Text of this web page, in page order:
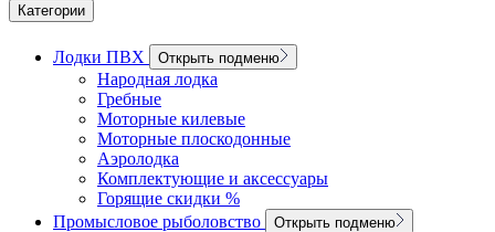
Категории
Лодки ПВХ Открыть подменю
Народная лодка
Гребные
Моторные килевые
Моторные плоскодонные
Аэролодка
Комплектующие и аксессуары
Горящие скидки %
Промысловое рыболовство
Открыть подменю